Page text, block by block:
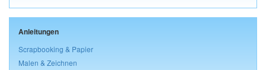
Anleitungen
Scrapbooking & Papier
Malen & Zeichnen